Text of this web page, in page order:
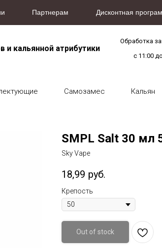
Партнерам Дисконтная
и кальянной атрибутики
Обработка
с 11:00
Самозамес Кальян
SMPL Salt 30 мл
Sky Vape
18,99 руб.
Крепость
Out of stock